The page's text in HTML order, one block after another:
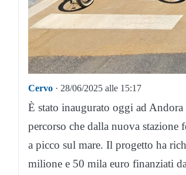
Cervo · 28/06/2025 alle 15:17
È stato inaugurato oggi ad
percorso che dalla nuova
a picco sul mare. Il progetto ha
milione e 50 mila euro finanziati